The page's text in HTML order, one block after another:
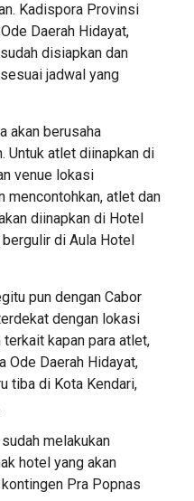
Kadispora Provinsi
Daerah Hidayat,
disiapkan dan
jadwal yang
akan berusaha
Untuk atlet diinapkan di
venue lokasi
mencontohkan, atlet dan
diinapkan di Hotel
di Aula Hotel
pun dengan Cabor
dengan lokasi
terkait kapan para atlet,
Ode Daerah Hidayat,
tiba di Kota Kendari,
melakukan
hotel yang akan
Pra Popnas